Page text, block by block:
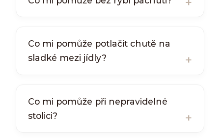
Co mi pomůže potlačit chutě na
sladké mezi jídly?
Co mi pomůže při nepravidelné
stolici?